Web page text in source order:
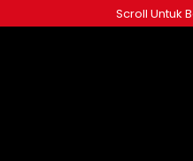
ke
Scroll Untuk